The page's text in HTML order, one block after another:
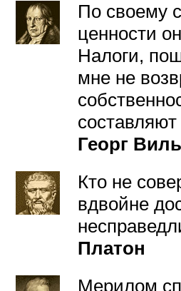
По своему
ценности
Налоги,
мне не
Георг
Кто не
вдвойне
Платон
Мерилом